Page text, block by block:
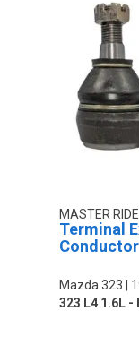
MASTER RIDE
Terminal
Mazda 323
323 L4 1.6L -